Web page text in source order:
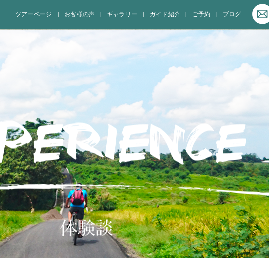
ツアーページ お客様の声 ギャラリー ガイド紹介 ご予約 ブログ